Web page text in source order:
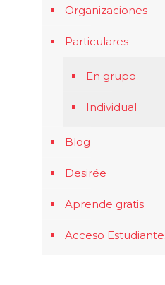
Organizaciones
Particulares
En grupo
Individual
Blog
Desirée
Aprende gratis
Acceso